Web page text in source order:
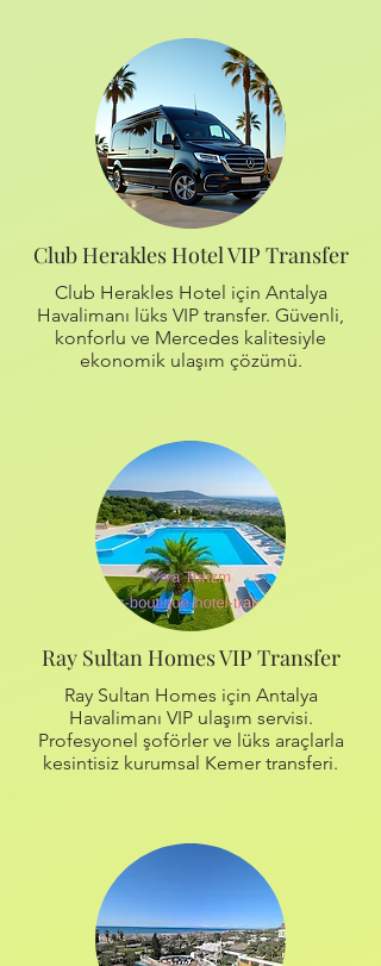
Club Herakles Hotel VIP Transfer
Club Herakles Hotel için Antalya
Havalimanı lüks VIP transfer. Güvenli,
konforlu ve Mercedes kalitesiyle
ekonomik ulaşım çözümü.
Ray Sultan Homes VIP Transfer
Ray Sultan Homes için Antalya
Havalimanı VIP ulaşım servisi.
Profesyonel şoförler ve lüks araçlarla
kesintisiz kurumsal Kemer transferi.